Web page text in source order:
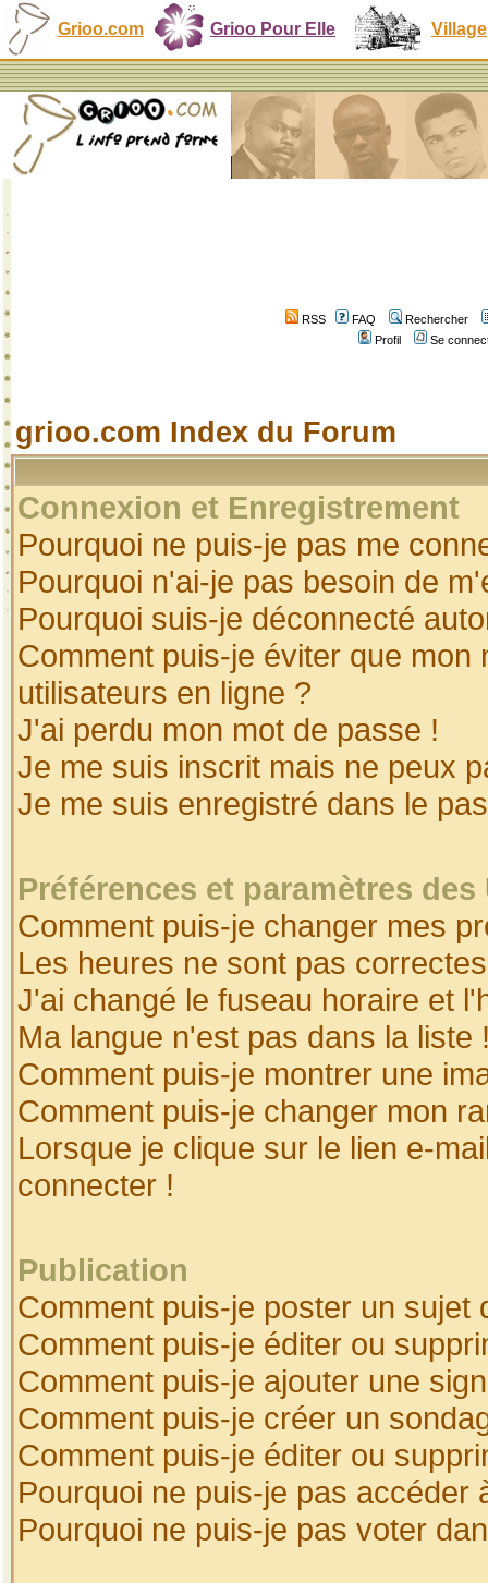
Grioo.com Grioo Pour Elle Village
RSS FAQ
Rechercher
Profil
Se
grioo.com Index du Forum
Connexion et Enregistrement
Pourquoi ne puis-je pas me
Pourquoi n'ai-je pas besoin de
Pourquoi suis-je déconnecté
Comment puis-je éviter que
utilisateurs en ligne ?
J'ai perdu mon mot de passe !
Je me suis inscrit mais ne peux
Je me suis enregistré dans le
Préférences et paramètres
Comment puis-je changer mes
Les heures ne sont pas
J'ai changé le fuseau horaire et
Ma langue n'est pas dans la liste
Comment puis-je montrer une
Comment puis-je changer mon
Lorsque je clique sur le lien e-
connecter !
Publication
Comment puis-je poster un sujet
Comment puis-je éditer ou
Comment puis-je ajouter une
Comment puis-je créer un
Comment puis-je éditer ou
Pourquoi ne puis-je pas accéder
Pourquoi ne puis-je pas voter